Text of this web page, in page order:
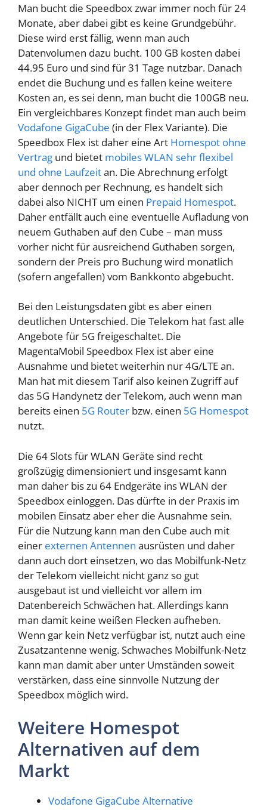
Man bucht die Speedbox zwar immer noch für 24
Monate, aber dabei gibt es keine Grundgebühr.
Diese wird erst fällig, wenn man auch
Datenvolumen dazu bucht. 100 GB kosten dabei
44.95 Euro und sind für 31 Tage nutzbar. Danach
endet die Buchung und es fallen keine weitere
Kosten an, es sei denn, man bucht die 100GB neu.
Ein vergleichbares Konzept findet man auch beim
Vodafone GigaCube (in der Flex Variante). Die
Speedbox Flex ist daher eine Art Homespot ohne
Vertrag und bietet mobiles WLAN sehr flexibel
und ohne Laufzeitan. Die Abrechnung erfolgt
aber dennoch per Rechnung, es handelt sich
dabei also NICHT um einen Prepaid Homespot.
Daher entfällt auch eine eventuelle Aufladung von
neuem Guthaben auf den Cube – man muss
vorher nicht für ausreichend Guthaben sorgen,
sondern der Preis pro Buchung wird monatlich
(sofern angefallen) vom Bankkonto abgebucht.
Bei den Leistungsdaten gibt es aber einen
deutlichen Unterschied. Die Telekom hat fast alle
Angebote für 5G freigeschaltet. Die
MagentaMobil Speedbox Flex ist aber eine
Ausnahme und bietet weiterhin nur 4G/LTE an.
Man hat mit diesem Tarif also keinen Zugriff auf
das 5G Handynetz der Telekom, auch wenn man
bereits einen 5G Router bzw. einen 5G Homespot
nutzt.
Die 64 Slots für WLAN Geräte sind recht
großzügig dimensioniert und insgesamt kann
man daher bis zu 64 Endgeräte ins WLAN der
Speedbox einloggen. Das dürfte in der Praxis im
mobilen Einsatz aber eher die Ausnahme sein.
Für die Nutzung kann man den Cube auch mit
einer externen Antennen ausrüsten und daher
dann auch dort einsetzen, wo das Mobilfunk-Netz
der Telekom vielleicht nicht ganz so gut
ausgebaut ist und vielleicht vor allem im
Datenbereich Schwächen hat. Allerdings kann
man damit keine weißen Flecken aufheben.
Wenn gar kein Netz verfügbar ist, nutzt auch eine
Zusatzantenne wenig. Schwaches Mobilfunk-Netz
kann man damit aber unter Umständen soweit
verstärken, dass eine sinnvolle Nutzung der
Speedbox möglich wird.
Weitere Homespot
Alternativen auf dem
Markt
Vodafone GigaCube Alternative